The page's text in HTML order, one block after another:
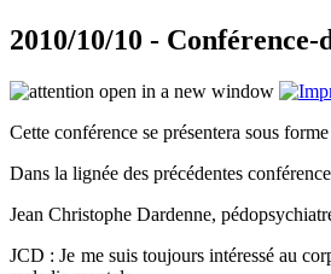
2010/10/10 -
Cette conférence se présentera sous
Dans la lignée des précédentes
Jean Christophe Dardenne,
JCD : Je me suis toujours intéressé au